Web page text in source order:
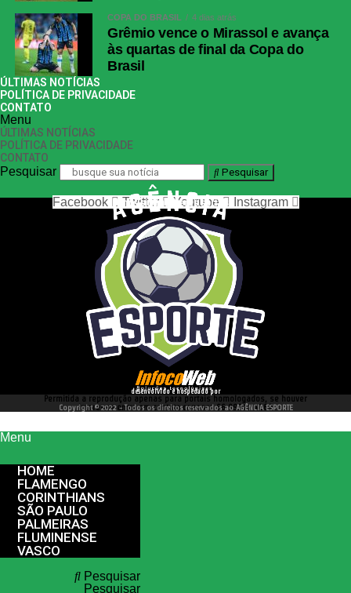
COPA DO BRASIL 4 dias atrás
Grêmio vence o Mirassol e avança
às quartas de final da Copa do
Brasil
ÚLTIMAS NOTÍCIAS
POLÍTICA DE PRIVACIDADE
CONTATO
Menu
ÚLTIMAS NOTÍCIAS
POLÍTICA DE PRIVACIDADE
CONTATO
Pesquisar Pesquisar
nos siga nas redes sociais
Facebook Twitter Youtube Instagram
desenvolvido e hospedado por
Permitida a reprodução apenas para portais homologados, se houver
interesse entre em contato conosco 66 99977 4262
Copyright © 2022 - Todos os direitos reservados ao AGÊNCIA ESPORTE
Menu
HOME
FLAMENGO
CORINTHIANS
SÃO PAULO
PALMEIRAS
FLUMINENSE
VASCO
Pesquisar
Pesquisar